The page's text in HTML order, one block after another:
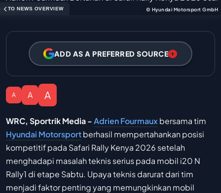
TO NEWS OVERVIEW © Hyundai Motorsport GmbH
ADD AS A PREFERRED SOURCE
A A A
WRC, Sportrik Media -Adrien Fourmaux bersama tim
Hyundai Motorsportberhasil mempertahankan posisi
kompetitif pada Safari Rally Kenya 2026 setelah
menghadapi masalah teknis serius pada mobil i20 N
Rally1 di etape Sabtu. Upaya teknis darurat dari tim
menjadi faktor penting yang memungkinkan mobil